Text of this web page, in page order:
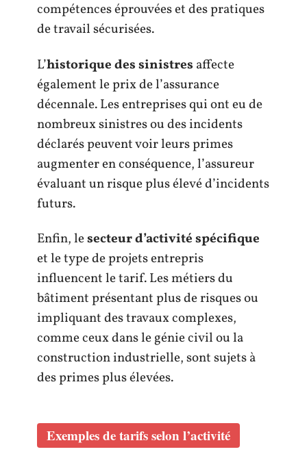
compétences éprouvées et des pratiques
de travail sécurisées.
L’historique des sinistres affecte
également le prix de l’assurance
décennale. Les entreprises qui ont eu de
nombreux sinistres ou des incidents
déclarés peuvent voir leurs primes
augmenter en conséquence, l’assureur
évaluant un risque plus élevé d’incidents
futurs.
Enfin, lesecteur d’activité spécifique
et le type de projets entrepris
influencent le tarif. Les métiers du
bâtiment présentant plus de risques ou
impliquant des travaux complexes,
comme ceux dans le génie civil ou la
construction industrielle, sont sujets à
des primes plus élevées.
Exemples de tarifs selon l’activité